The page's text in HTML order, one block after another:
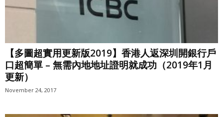
【多圖超實用更新版2019】香港人返深圳開銀行戶
口超簡單 – 無需內地地址證明就成功（2019年1月
更新）
November 24, 2017